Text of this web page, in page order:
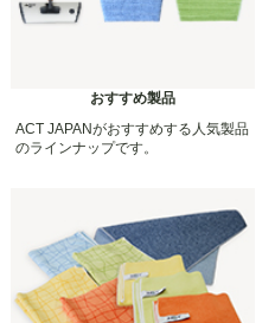
おすすめ製品
ACT JAPANがおすすめする人気製品
のラインナップです。